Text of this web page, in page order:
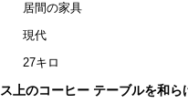
居間の家具
現代
27キロ
上のコーヒー テーブルを和ら